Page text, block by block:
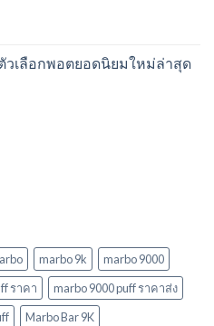
ตัวเลือกพอตยอดนิยมใหม่ล่าสุด
marbo 9k
marbo 9000
ราคา
marbo 9000 puff ราคาส่ง
Marbo Bar 9K